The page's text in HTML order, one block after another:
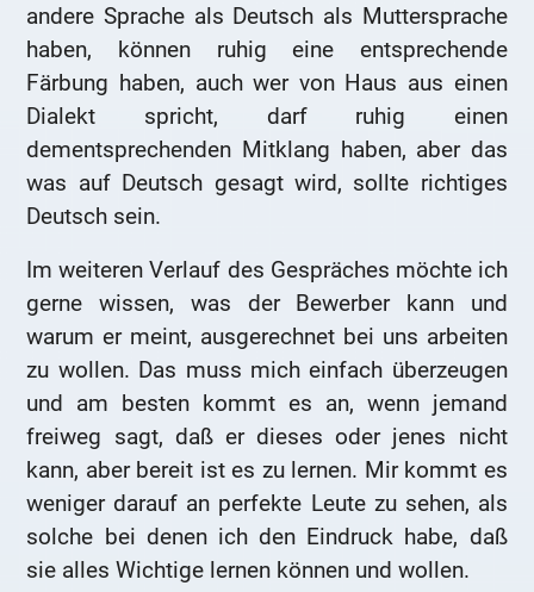
andere Sprache als Deutsch als Muttersprache
haben, können ruhig eine entsprechende
Färbung haben, auch wer von Haus aus einen
Dialekt spricht, darf ruhig einen
dementsprechenden Mitklang haben, aber das
was auf Deutsch gesagt wird, sollte richtiges
Deutsch sein.
Im weiteren Verlauf des Gespräches möchte ich
gerne wissen, was der Bewerber kann und
warum er meint, ausgerechnet bei uns arbeiten
zu wollen. Das muss mich einfach überzeugen
und am besten kommt es an, wenn jemand
freiweg sagt, daß er dieses oder jenes nicht
kann, aber bereit ist es zu lernen. Mir kommt es
weniger darauf an perfekte Leute zu sehen, als
solche bei denen ich den Eindruck habe, daß
sie alles Wichtige lernen können und wollen.